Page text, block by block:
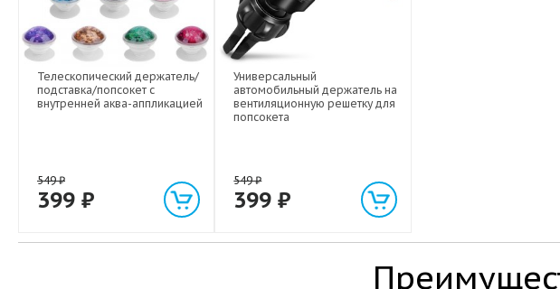
Телескопический держатель/
подставка/попсокет с
внутренней аква-аппликацией
549₽
399 ₽
Универсальный
автомобильный держатель на
вентиляционную решетку для
попсокета
549₽
399₽